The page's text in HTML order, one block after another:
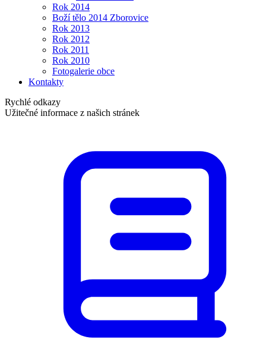
Rok 2014
Boží tělo 2014 Zborovice
Rok 2013
Rok 2012
Rok 2011
Rok 2010
Fotogalerie obce
Kontakty
Rychlé odkazy
Užitečné informace z našich stránek